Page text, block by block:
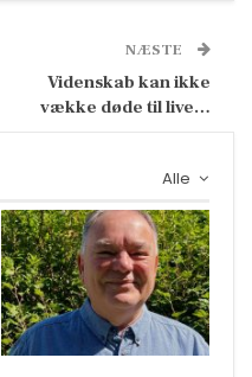
NÆSTE
Videnskab kan ikke
vække døde til live…
Alle